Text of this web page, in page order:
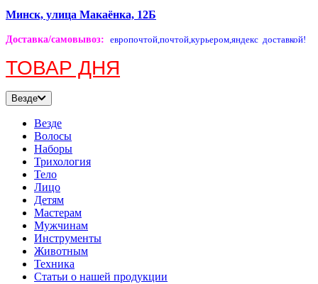
Минск, улица Макаёнка, 12Б
Доставка/самовывоз: европочтой,почтой,курьером,яндекс доставкой!
ТОВАР ДНЯ
Везде
Везде
Волосы
Наборы
Трихология
Тело
Лицо
Детям
Мастерам
Мужчинам
Инструменты
Животным
Техника
Статьи о нашей продукции